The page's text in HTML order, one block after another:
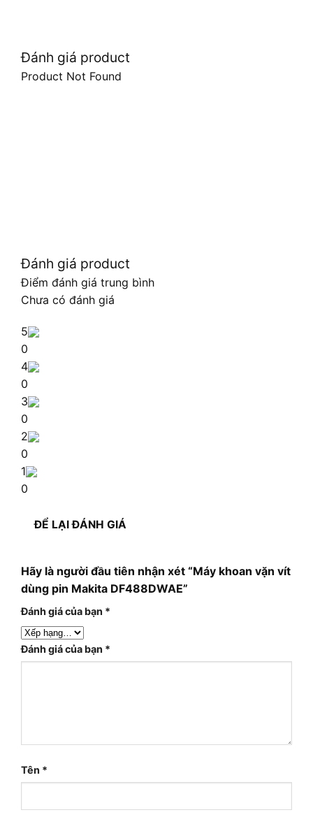
Đánh giá product
Product Not Found
Đánh giá product
Điểm đánh giá trung bình
Chưa có đánh giá
5
0
4
0
3
0
2
0
1
0
ĐỂ LẠI ĐÁNH GIÁ
Hãy là người đầu tiên nhận xét “Máy khoan vặn vít
dùng pin Makita DF488DWAE”
Đánh giá của bạn *
Đánh giá của bạn *
Tên *